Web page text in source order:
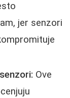
jer senzori
Ove